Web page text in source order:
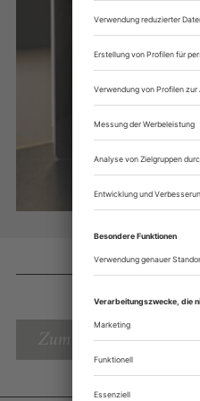
Zum Inhaltsverzeichnis